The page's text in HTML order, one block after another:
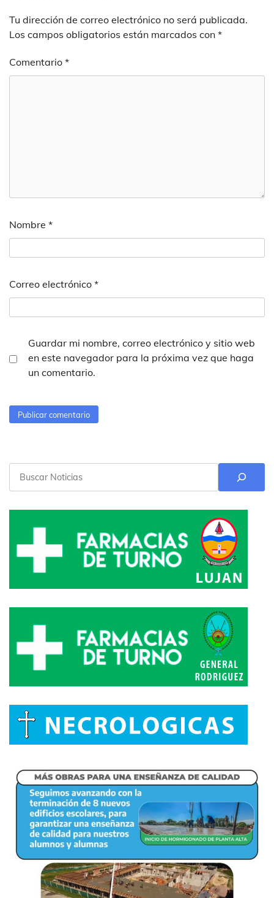
Tu dirección de correo electrónico no será publicada.
Los campos obligatorios están marcados con *
Comentario *
Nombre *
Correo electrónico *
Guardar mi nombre, correo electrónico y sitio web
en este navegador para la próxima vez que haga
un comentario.